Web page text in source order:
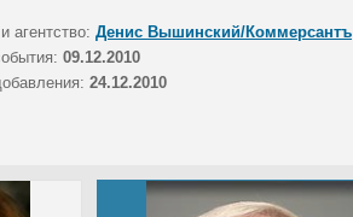
агентство: Денис Вышинский/Коммерсантъ
09.12.2010
24.12.2010